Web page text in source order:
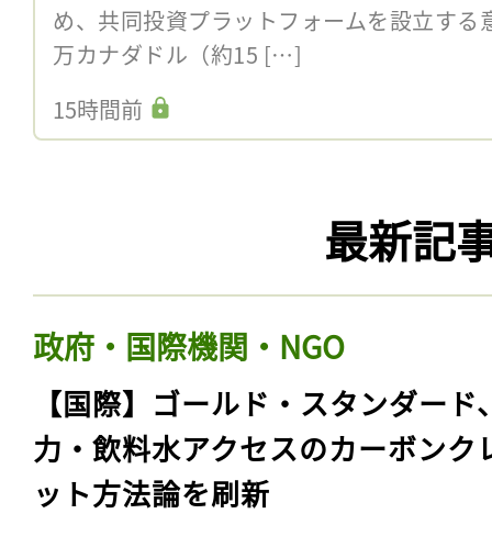
め、共同投資プラットフォームを設立す
万カナダドル（約15 […]
15時間前
最新記
政府・国際機関・NGO
【国際】ゴールド・スタンダード
力・飲料水アクセスのカーボンク
ット方法論を刷新